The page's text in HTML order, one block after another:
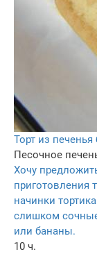
Торт из
Песочное
Хочу
приготовления
начинки
слишком
или бананы.
10 ч.